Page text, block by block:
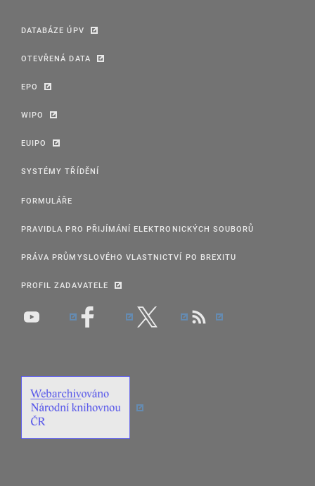
DATABÁZE ÚPV
OTEVŘENÁ DATA
EPO
WIPO
EUIPO
SYSTÉMY TŘÍDĚNÍ
FORMULÁŘE
PRAVIDLA PRO PŘIJÍMÁNÍ ELEKTRONICKÝCH SOUBORŮ
PRÁVA PRŮMYSLOVÉHO VLASTNICTVÍ PO BREXITU
PROFIL ZADAVATELE